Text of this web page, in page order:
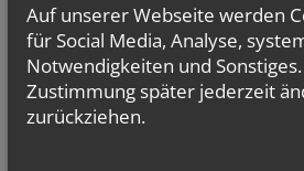
WER WIR SIND
Notfallseelsorge wird
und der evangelischen
ihrer religiösen Bindung.
Auf unserer Webseite werden
für Social Media, Analyse,
Notwendigkeiten und
Zustimmung später jederzeit
zurückziehen.